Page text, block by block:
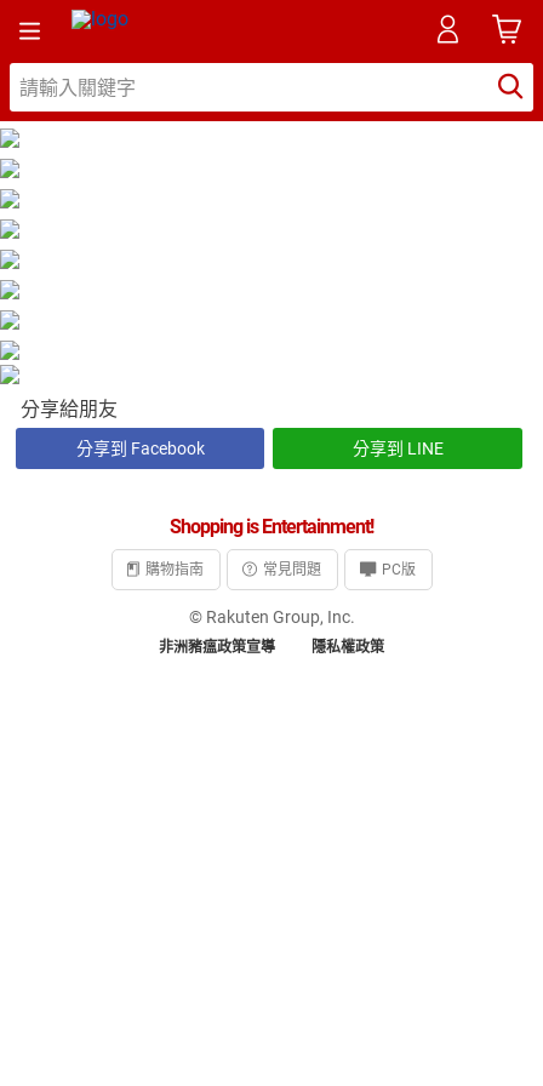
分享給朋友
分享到 Facebook 分享到 LINE
Shopping is Entertainment!
購物指南 常見問題 PC版
© Rakuten Group, Inc.
非洲豬瘟政策宣導 隱私權政策